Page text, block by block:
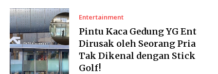
Entertainment
Pintu Kaca Gedung YG Ent
Dirusak oleh Seorang Pria
Tak Dikenal dengan Stick
Golf!